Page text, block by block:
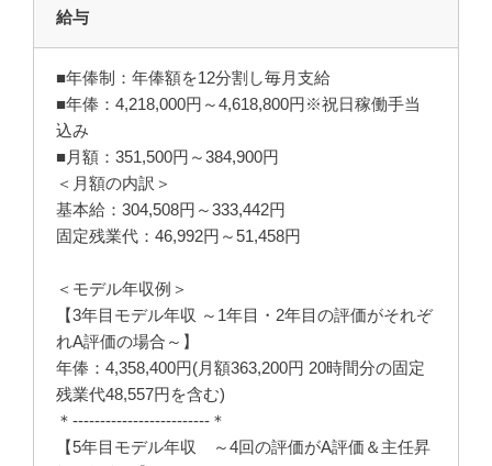
給与
■年俸制：年俸額を12分割し毎月支給
■年俸：4,218,000円～4,618,800円※祝日稼働手当
込み
■月額：351,500円～384,900円
＜月額の内訳＞
基本給：304,508円～333,442円
固定残業代：46,992円～51,458円
＜モデル年収例＞
【3年目モデル年収 ～1年目・2年目の評価がそれぞ
れA評価の場合～】
年俸：4,358,400円(月額363,200円 20時間分の固定
残業代48,557円を含む)
＊-------------------------＊
【5年目モデル年収 ～4回の評価がA評価＆主任昇